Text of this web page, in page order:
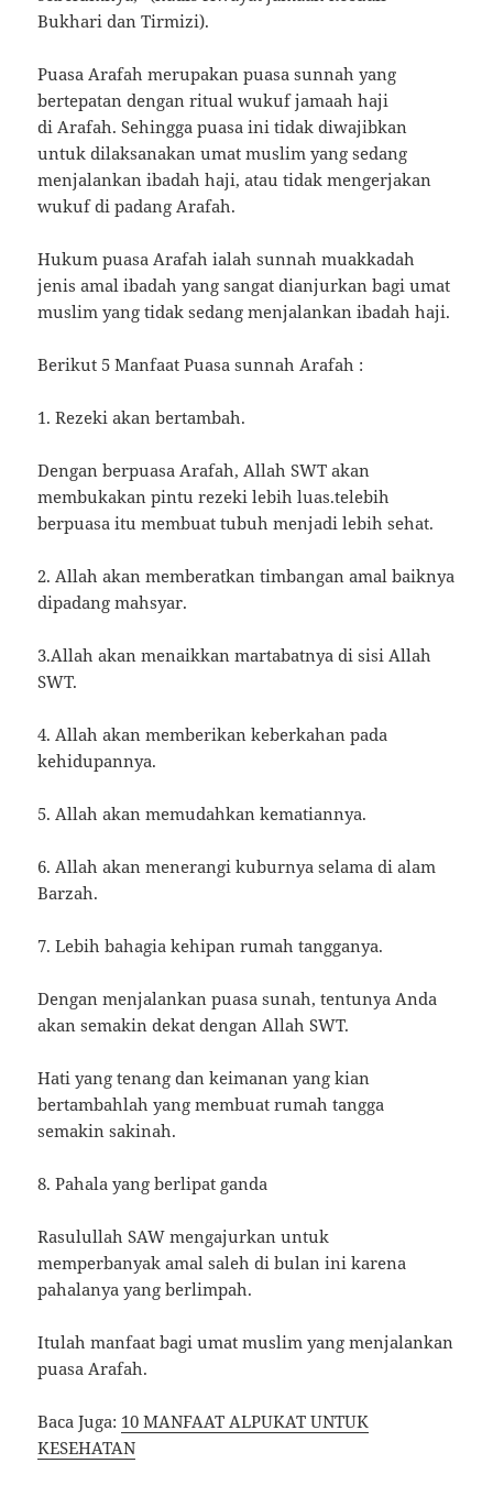
Bukhari dan Tirmizi).
Puasa Arafah merupakan puasa sunnah yang
bertepatan dengan ritual wukuf jamaah haji
di Arafah. Sehingga puasa ini tidak diwajibkan
untuk dilaksanakan umat muslim yang sedang
menjalankan ibadah haji, atau tidak mengerjakan
wukuf di padang Arafah.
Hukum puasa Arafah ialah sunnah muakkadah
jenis amal ibadah yang sangat dianjurkan bagi umat
muslim yang tidak sedang menjalankan ibadah haji.
Berikut 5 Manfaat Puasa sunnah Arafah :
1. Rezeki akan bertambah.
Dengan berpuasa Arafah, Allah SWT akan
membukakan pintu rezeki lebih luas.telebih
berpuasa itu membuat tubuh menjadi lebih sehat.
2. Allah akan memberatkan timbangan amal baiknya
dipadang mahsyar.
3.Allah akan menaikkan martabatnya di sisi Allah
SWT.
4. Allah akan memberikan keberkahan pada
kehidupannya.
5. Allah akan memudahkan kematiannya.
6. Allah akan menerangi kuburnya selama di alam
Barzah.
7. Lebih bahagia kehipan rumah tangganya.
Dengan menjalankan puasa sunah, tentunya Anda
akan semakin dekat dengan Allah SWT.
Hati yang tenang dan keimanan yang kian
bertambahlah yang membuat rumah tangga
semakin sakinah.
8. Pahala yang berlipat ganda
Rasulullah SAW mengajurkan untuk
memperbanyak amal saleh di bulan ini karena
pahalanya yang berlimpah.
Itulah manfaat bagi umat muslim yang menjalankan
puasa Arafah.
Baca Juga: 10 MANFAAT ALPUKAT UNTUK
KESEHATAN